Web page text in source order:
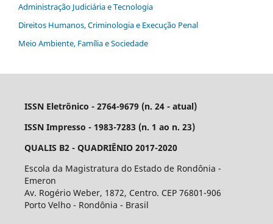
Administração Judiciária e Tecnologia
Direitos Humanos, Criminologia e Execução Penal
Meio Ambiente, Família e Sociedade
ISSN Eletrônico - 2764-9679 (n. 24 - atual)
ISSN Impresso - 1983-7283 (n. 1 ao n. 23)
QUALIS B2 - QUADRIÊNIO 2017-2020
Escola da Magistratura do Estado de Rondônia -
Emeron
Av. Rogério Weber, 1872, Centro. CEP 76801-906
Porto Velho - Rondônia - Brasil